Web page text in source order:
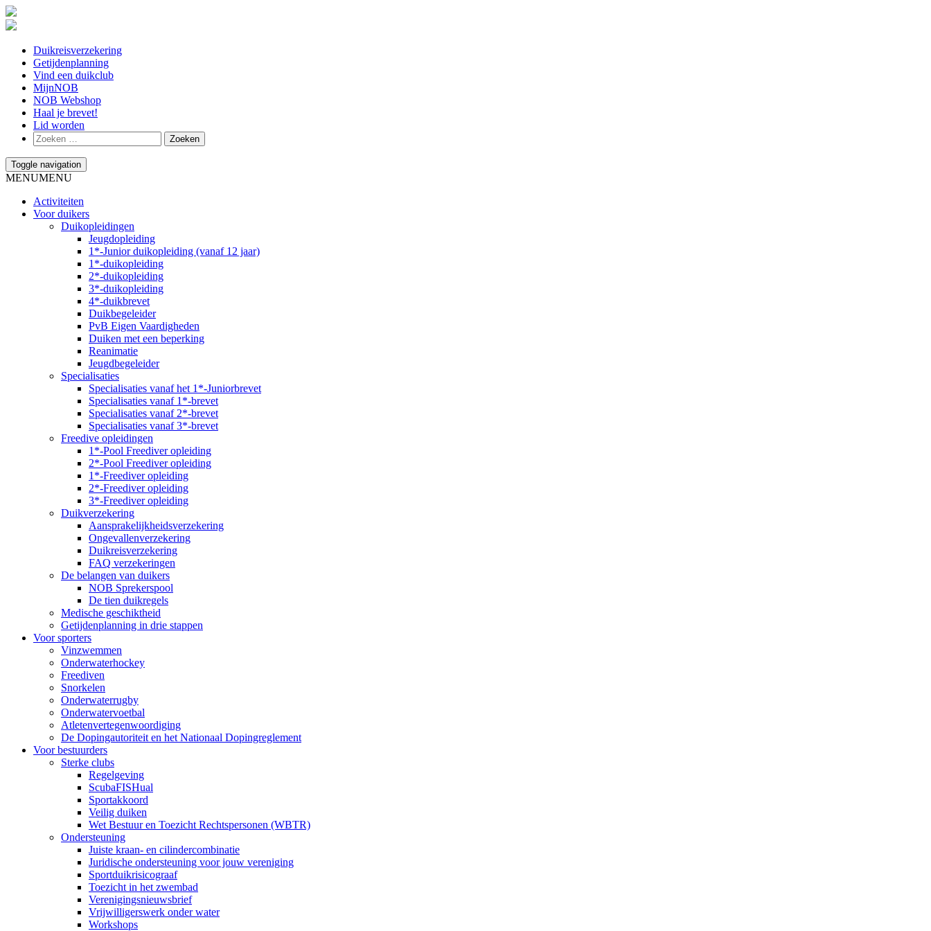
Duikreisverzekering
Getijdenplanning
Vind een duikclub
MijnNOB
NOB Webshop
Haal je brevet!
Lid worden
Toggle navigation
MENUMENU
Activiteiten
Voor duikers
Duikopleidingen
Jeugdopleiding
1*-Junior duikopleiding (vanaf 12 jaar)
1*-duikopleiding
2*-duikopleiding
3*-duikopleiding
4*-duikbrevet
Duikbegeleider
PvB Eigen Vaardigheden
Duiken met een beperking
Reanimatie
Jeugdbegeleider
Specialisaties
Specialisaties vanaf het 1*-Juniorbrevet
Specialisaties vanaf 1*-brevet
Specialisaties vanaf 2*-brevet
Specialisaties vanaf 3*-brevet
Freedive opleidingen
1*-Pool Freediver opleiding
2*-Pool Freediver opleiding
1*-Freediver opleiding
2*-Freediver opleiding
3*-Freediver opleiding
Duikverzekering
Aansprakelijkheidsverzekering
Ongevallenverzekering
Duikreisverzekering
FAQ verzekeringen
De belangen van duikers
NOB Sprekerspool
De tien duikregels
Medische geschiktheid
Getijdenplanning in drie stappen
Voor sporters
Vinzwemmen
Onderwaterhockey
Freediven
Snorkelen
Onderwaterrugby
Onderwatervoetbal
Atletenvertegenwoordiging
De Dopingautoriteit en het Nationaal Dopingreglement
Voor bestuurders
Sterke clubs
Regelgeving
ScubaFISHual
Sportakkoord
Veilig duiken
Wet Bestuur en Toezicht Rechtspersonen (WBTR)
Ondersteuning
Juiste kraan- en cilindercombinatie
Juridische ondersteuning voor jouw vereniging
Sportduikrisicograaf
Toezicht in het zwembad
Verenigingsnieuwsbrief
Vrijwilligerswerk onder water
Workshops